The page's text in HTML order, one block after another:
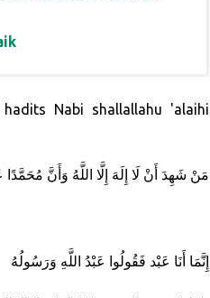
مَنْ شَهِدَ أَنْ لَا إِلَهَ إِلَّا اللَّهُ وَأَنَّ
إِنَّمَا أَنَا عَبْد فَقُولُوا عَبْدُ اللَّهِ وَرَسُولُهُ